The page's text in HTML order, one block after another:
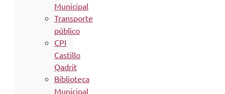
Municipal
Transporte
público
CPI
Castillo
Qadrit
Biblioteca
Municipal